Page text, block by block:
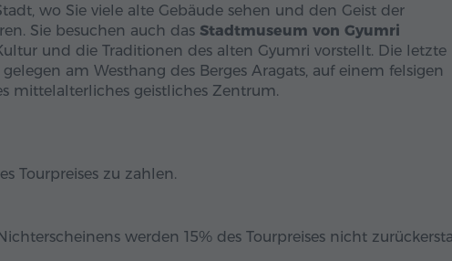
wo Sie viele alte Gebäude sehen und den Geist der
Sie besuchen auch das Stadtmuseum von Gyumri
und die Traditionen des alten Gyumri vorstellt. Die letzte
gelegen am Westhang des Berges Aragats, auf einem felsigen
mittelalterliches geistliches Zentrum.
Tourpreises zu zahlen.
werden 15% des Tourpreises nicht